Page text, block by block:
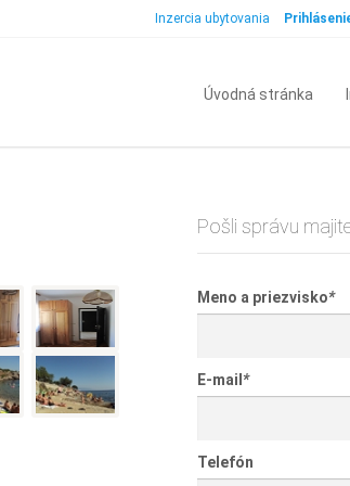
Inzercia ubytovania
Úvodná stránka
Pošli správu
Meno a priezvisko*
E-mail *
Telefón